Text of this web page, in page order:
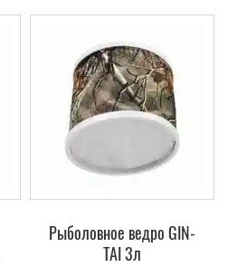
Рыболовное ведро GIN-
TAI 3л